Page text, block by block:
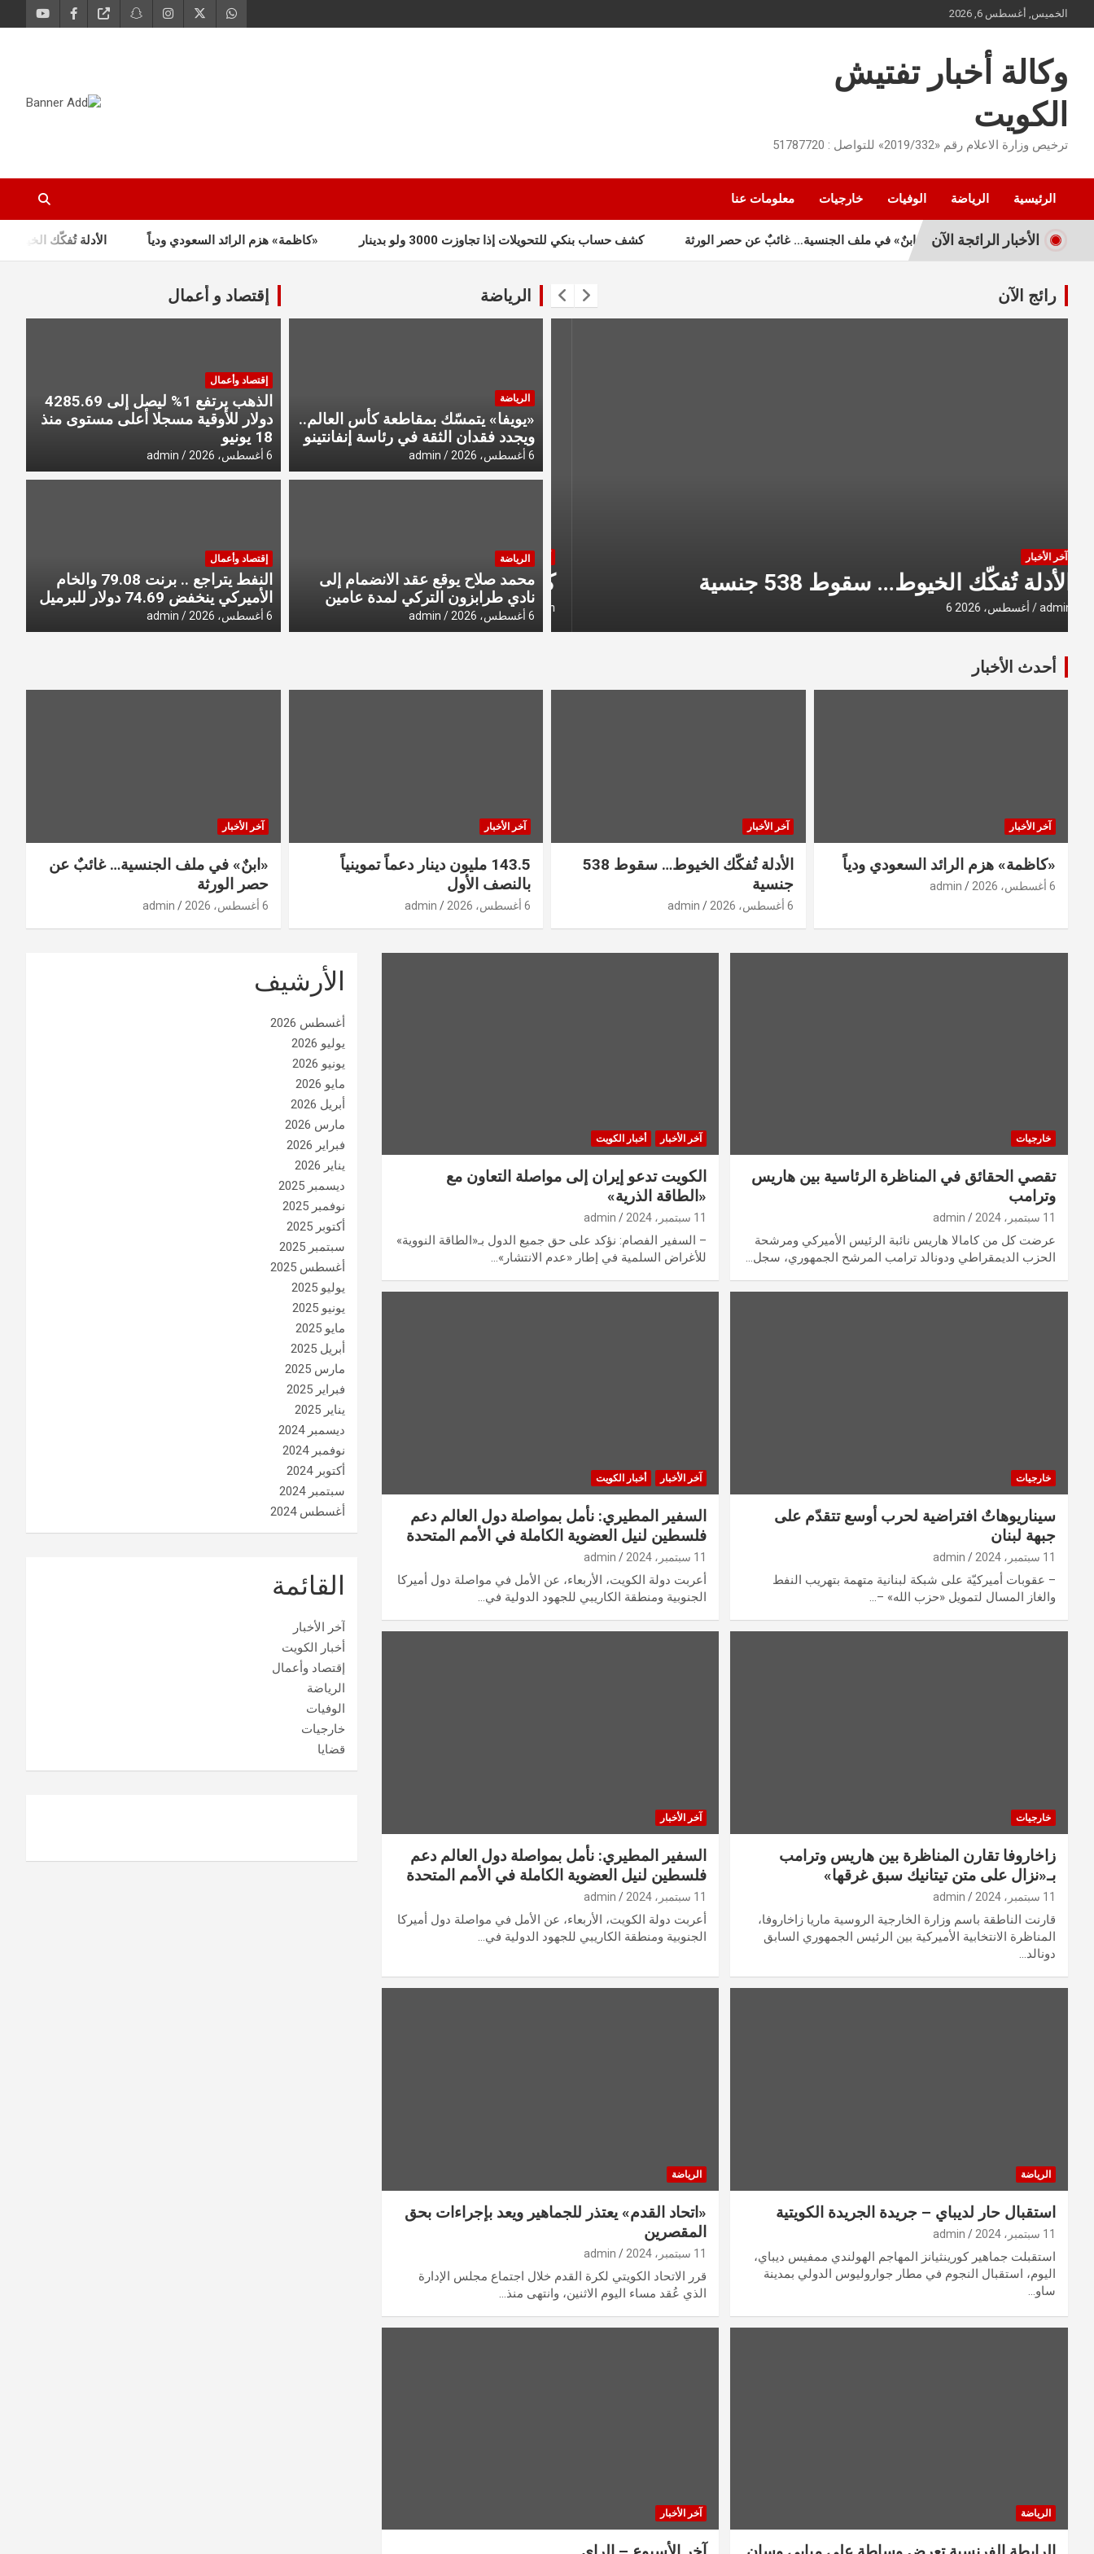
to
الخميس, أغسطس 6, 2026
وكالة أخبار تفتيش
الكويت
ترخيص وزارة الاعلام رقم «2019/332» للتواصل : 51787720
الرئيسية الرياضة الوفيات خارجيات معلومات عنا
الأخبار الرائجة الآن «كاظمة» هزم الرائد السعودي ودياً الأدلة تُفكّك الخيوط… سقوط 538 «ابنٌ» في ملف الجنسية… غائبٌ عن حصر الورثة كشف حساب بنكي للتحويلات إذا تجاوزت 3000 ولو بدينار
رائج الآن
آخر الأخبار
«كاظمة» هزم الرائد السعودي ودياً
6 أغسطس، 2026 admin
آخر الأخبار
الأدلة تُفكّك الخيوط… سقوط 538 جنسية
6 أغسطس، 2026 admin
الرياضة
الرياضة
«يويفا» يتمسّك بمقاطعة كأس العالم..
ويجدد فقدان الثقة في رئاسة إنفانتينو
6 أغسطس، 2026 admin
الرياضة
محمد صلاح يوقع عقد الانضمام إلى
نادي طرابزون التركي لمدة عامين
6 أغسطس، 2026 admin
إقتصاد و أعمال
إقتصاد وأعمال
الذهب يرتفع 1% ليصل إلى 4285.69
دولار للأوقية مسجلا أعلى مستوى منذ
18 يونيو
6 أغسطس، 2026 admin
إقتصاد وأعمال
النفط يتراجع .. برنت 79.08 والخام
الأميركي ينخفض 74.69 دولار للبرميل
6 أغسطس، 2026 admin
أحدث الأخبار
آخر الأخبار
«كاظمة» هزم الرائد السعودي ودياً
6 أغسطس، 2026 admin
آخر الأخبار
الأدلة تُفكّك الخيوط… سقوط 538
جنسية
6 أغسطس، 2026 admin
آخر الأخبار
143.5 مليون دينار دعماً تموينياً
بالنصف الأول
6 أغسطس، 2026 admin
آخر الأخبار
«ابنٌ» في ملف الجنسية… غائبٌ عن
حصر الورثة
6 أغسطس، 2026 admin
خارجيات
تقصي الحقائق في المناظرة الرئاسية بين هاريس
وترامب
11 سبتمبر، 2024 admin
عرضت كل من كامالا هاريس نائبة الرئيس الأميركي ومرشحة
الحزب الديمقراطي ودونالد ترامب المرشح الجمهوري، سجل…
آخر الأخبار أخبار الكويت
الكويت تدعو إيران إلى مواصلة التعاون مع
«الطاقة الذرية»
11 سبتمبر، 2024 admin
– السفير الفصام: نؤكد على حق جميع الدول بـ«الطاقة النووية»
للأغراض السلمية في إطار «عدم الانتشار»…
خارجيات
سيناريوهاتٌ افتراضية لحرب أوسع تتقدّم على
جبهة لبنان
11 سبتمبر، 2024 admin
– عقوبات أميركيّة على شبكة لبنانية متهمة بتهريب النفط
والغاز المسال لتمويل «حزب الله» –…
آخر الأخبار أخبار الكويت
السفير المطيري: نأمل بمواصلة دول العالم دعم
فلسطين لنيل العضوية الكاملة في الأمم المتحدة
11 سبتمبر، 2024 admin
أعربت دولة الكويت، الأربعاء، عن الأمل في مواصلة دول أميركا
الجنوبية ومنطقة الكاريبي للجهود الدولية في…
خارجيات
زاخاروفا تقارن المناظرة بين هاريس وترامب
بـ«نزال على متن تيتانيك سبق غرقها»
11 سبتمبر، 2024 admin
قارنت الناطقة باسم وزارة الخارجية الروسية ماريا زاخاروفا،
المناظرة الانتخابية الأميركية بين الرئيس الجمهوري السابق
دونالد…
آخر الأخبار
السفير المطيري: نأمل بمواصلة دول العالم دعم
فلسطين لنيل العضوية الكاملة في الأمم المتحدة
11 سبتمبر، 2024 admin
أعربت دولة الكويت، الأربعاء، عن الأمل في مواصلة دول أميركا
الجنوبية ومنطقة الكاريبي للجهود الدولية في…
الرياضة
استقبال حار لديباي – جريدة الجريدة الكويتية
11 سبتمبر، 2024 admin
استقبلت جماهير كورينثيانز المهاجم الهولندي ممفيس ديباي،
اليوم، استقبال النجوم في مطار جواروليوس الدولي بمدينة
ساو…
الرياضة
«اتحاد القدم» يعتذر للجماهير ويعد بإجراءات بحق
المقصرين
11 سبتمبر، 2024 admin
قرر الاتحاد الكويتي لكرة القدم خلال اجتماع مجلس الإدارة
الذي عُقد مساء اليوم الاثنين، وانتهى منذ…
الرياضة آخر الأخبار
الأرشيف
أغسطس 2026
يوليو 2026
يونيو 2026
مايو 2026
أبريل 2026
مارس 2026
فبراير 2026
يناير 2026
ديسمبر 2025
نوفمبر 2025
أكتوبر 2025
سبتمبر 2025
أغسطس 2025
يوليو 2025
يونيو 2025
مايو 2025
أبريل 2025
مارس 2025
فبراير 2025
يناير 2025
ديسمبر 2024
نوفمبر 2024
أكتوبر 2024
سبتمبر 2024
أغسطس 2024
القائمة
آخر الأخبار
أخبار الكويت
إقتصاد وأعمال
الرياضة
الوفيات
خارجيات
قضايا